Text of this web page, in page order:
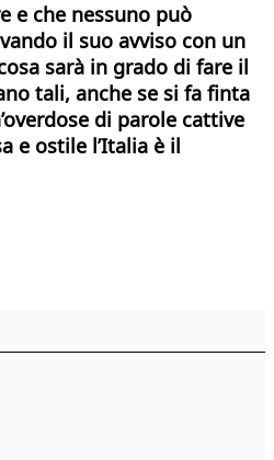
e che nessuno può
il suo avviso con un
sarà in grado di fare il
tali, anche se si fa finta
di parole cattive
e ostile l’Italia è il